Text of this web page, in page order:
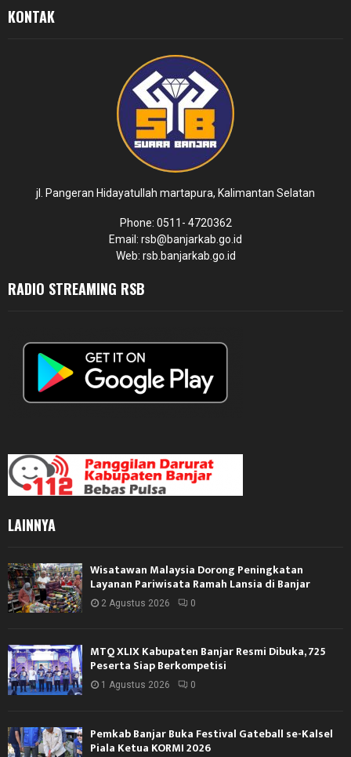
KONTAK
jl. Pangeran Hidayatullah martapura, Kalimantan Selatan
Phone: 0511- 4720362
Email: rsb@banjarkab.go.id
Web: rsb.banjarkab.go.id
RADIO STREAMING RSB
LAINNYA
Wisatawan Malaysia Dorong Peningkatan
Layanan Pariwisata Ramah Lansia di Banjar
2 Agustus 2026 0
MTQ XLIX Kabupaten Banjar Resmi Dibuka, 725
Peserta Siap Berkompetisi
1 Agustus 2026 0
Pemkab Banjar Buka Festival Gateball se-Kalsel
Piala Ketua KORMI 2026